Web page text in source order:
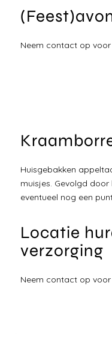
Neem contact op
Huisgebakken
muisjes. Gevolgd
eventueel nog een
Locatie
verzorging
Neem contact op